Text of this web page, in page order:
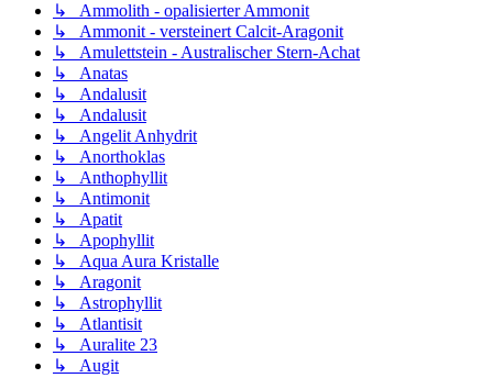
↳ Ammolith - opalisierter Ammonit
↳ Ammonit - versteinert Calcit-Aragonit
↳ Amulettstein - Australischer Stern-Achat
↳ Anatas
↳ Andalusit
↳ Andalusit
↳ Angelit Anhydrit
↳ Anorthoklas
↳ Anthophyllit
↳ Antimonit
↳ Apatit
↳ Apophyllit
↳ Aqua Aura Kristalle
↳ Aragonit
↳ Astrophyllit
↳ Atlantisit
↳ Auralite 23
↳ Augit